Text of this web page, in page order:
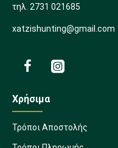
τηλ. 2731 021685
xatzishunting@gmail.com
Χρήσιμα
Τρόποι Αποστολής